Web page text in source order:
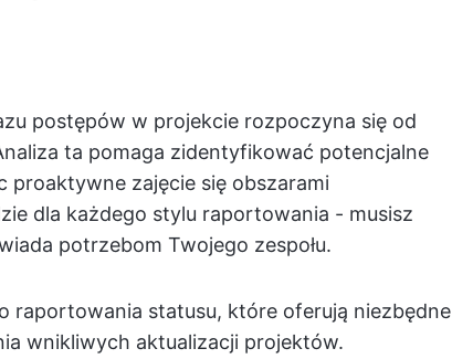
postępów w projekcie rozpoczyna się od
ta pomaga zidentyfikować potencjalne
proaktywne zajęcie się obszarami
dla każdego stylu raportowania - musisz
potrzebom Twojego zespołu.
raportowania statusu, które oferują niezbędne
wnikliwych aktualizacji projektów.